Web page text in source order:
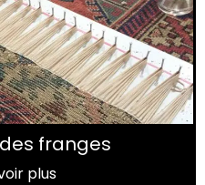
franges
plus